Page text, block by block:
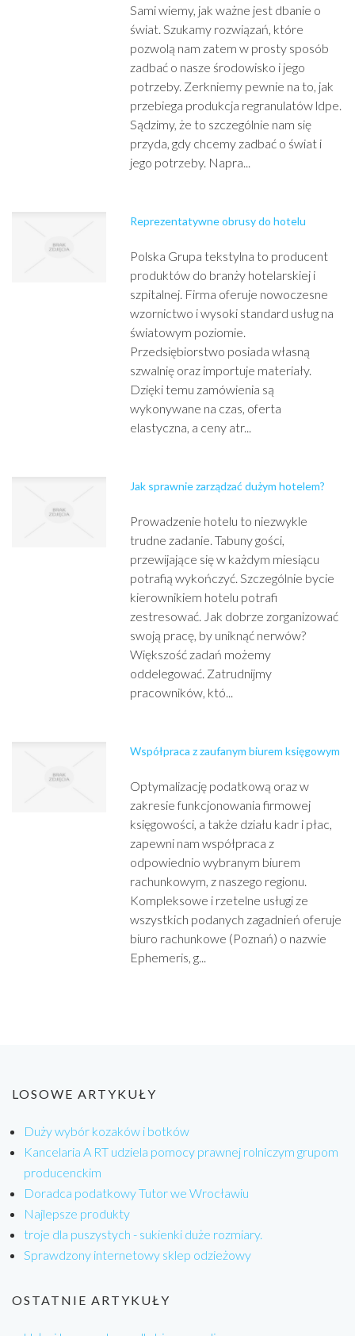
Sami wiemy, jak ważne jest dbanie o
świat. Szukamy rozwiązań, które
pozwolą nam zatem w prosty sposób
zadbać o nasze środowisko i jego
potrzeby. Zerkniemy pewnie na to, jak
przebiega produkcja regranulatów ldpe.
Sądzimy, że to szczególnie nam się
przyda, gdy chcemy zadbać o świat i
jego potrzeby. Napra...
Reprezentatywne obrusy do hotelu
Polska Grupa tekstylna to producent
produktów do branży hotelarskiej i
szpitalnej. Firma oferuje nowoczesne
wzornictwo i wysoki standard usług na
światowym poziomie.
Przedsiębiorstwo posiada własną
szwalnię oraz importuje materiały.
Dzięki temu zamówienia są
wykonywane na czas, oferta
elastyczna, a ceny atr...
Jak sprawnie zarządzać dużym hotelem?
Prowadzenie hotelu to niezwykle
trudne zadanie. Tabuny gości,
przewijające się w każdym miesiącu
potrafią wykończyć. Szczególnie bycie
kierownikiem hotelu potrafi
zestresować. Jak dobrze zorganizować
swoją pracę, by uniknąć nerwów?
Większość zadań możemy
oddelegować. Zatrudnijmy
pracowników, któ...
Współpraca z zaufanym biurem księgowym
Optymalizację podatkową oraz w
zakresie funkcjonowania firmowej
księgowości, a także działu kadr i płac,
zapewni nam współpraca z
odpowiednio wybranym biurem
rachunkowym, z naszego regionu.
Kompleksowe i rzetelne usługi ze
wszystkich podanych zagadnień oferuje
biuro rachunkowe (Poznań) o nazwie
Ephemeris, g...
LOSOWE ARTYKUŁY
Duży wybór kozaków i botków
Kancelaria A RT udziela pomocy prawnej rolniczym grupom
producenckim
Doradca podatkowy Tutor we Wrocławiu
Najlepsze produkty
troje dla puszystych - sukienki duże rozmiary.
Sprawdzony internetowy sklep odzieżowy
OSTATNIE ARTYKUŁY